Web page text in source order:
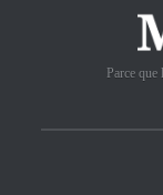
Parce que